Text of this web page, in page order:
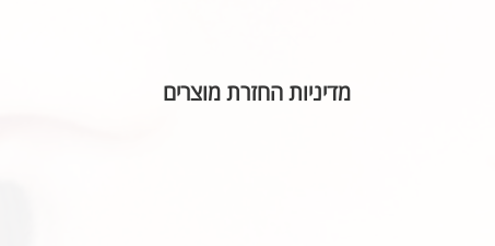
מדיניות החזרת מוצרים